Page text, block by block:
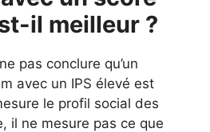
il meilleur ?
pas conclure qu’un
avec un IPS élevé est
le profil social des
il ne mesure pas ce que